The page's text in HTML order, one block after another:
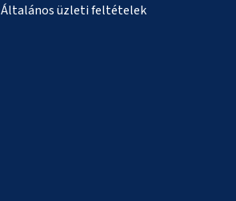
Általános üzleti feltételek